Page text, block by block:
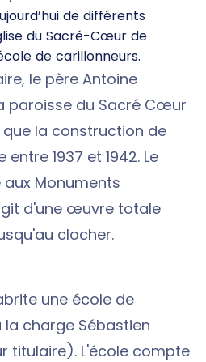
de différents
du Sacré-Cœur de
de carillonneurs.
le père Antoine
paroisse du Sacré Cœur
la construction de
1937 et 1942. Le
Monuments
d'une œuvre totale
clocher.
une école de
charge Sébastien
titulaire). L'école compte